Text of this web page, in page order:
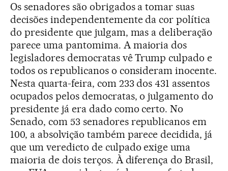
Os senadores são obrigados a tomar suas
decisões independentemente da cor política
do presidente que julgam, mas a deliberação
parece uma pantomima. A maioria dos
legisladores democratas vê Trump culpado e
todos os republicanos o consideram inocente.
Nesta quarta-feira, com 233 dos 431 assentos
ocupados pelos democratas, o julgamento do
presidente já era dado como certo. No
Senado, com 53 senadores republicanos em
100, a absolvição também parece decidida, já
que um veredicto de culpado exige uma
maioria de dois terços. À diferença do Brasil,